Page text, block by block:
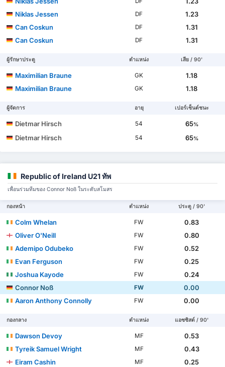
Niklas Jessen
DF
1.23
Can Coskun
DF
1.31
Can Coskun
DF 1.31
ผู้รักษาประตู ตำแหน่ง เสีย / 90'
Maximilian Braune GK
1.18
Maximilian Braune
GK 1.18
ผู้จัดการ อายุ เปอร์เซ็นต์ชนะ
Dietmar Hirsch 54 65%
Dietmar Hirsch 54 65%
Republic of Ireland U21 ทัพ
เพื่อนร่วมทีมของ Connor Noß ในระดับสโมสร
กองหน้า ตำแหน่ง ประตู / 90'
Colm Whelan FW
0.83
Oliver O'Neill
FW
0.80
Ademipo Odubeko
FW
0.52
Evan Ferguson
FW
0.25
Joshua Kayode
FW
0.24
Connor Noß
FW
0.00
Aaron Anthony Connolly
FW 0.00
กองกลาง ตำแหน่ง แอซซิสต์ / 90'
Dawson Devoy MF
0.53
Tyreik Samuel Wright
MF
0.43
Eiram Cashin
MF
0.25